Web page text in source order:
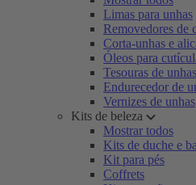
Limas para unhas
Removedores de
Corta-unhas e
Óleos para
Tesouras de unhas
Endurecedor de
Vernizes de unhas
Kits de beleza
Mostrar todos
Kits de duche e
Kit para pés
Coffrets